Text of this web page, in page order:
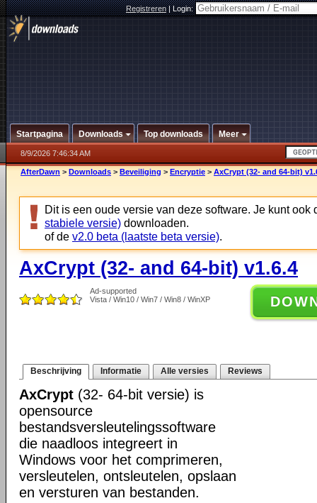
Registreren|Login:
Startpagina Downloads Top downloads Meer
8/9/2026 7:46:34 AM
AfterDawn > Downloads > Beveiliging > Encryptie > AxCrypt (32- and 64-bit)
Dit is een oude versie van deze software. Je kunt ook
stabiele versie) downloaden.
of de v2.0 beta (laatste beta versie).
AxCrypt (32- and 64-bit) v1.6.4
Ad-supported
Vista / Win10 / Win7 / Win8 / WinXP
Beschrijving Informatie Alle versies Reviews
AxCrypt (32- 64-bit versie) is
opensource
bestandsversleutelingssoftware
die naadloos integreert in
Windows voor het comprimeren,
versleutelen, ontsleutelen, opslaan
en versturen van bestanden.